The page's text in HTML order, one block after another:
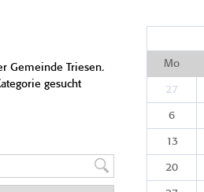
Gemeinde Triesen.
gesucht
Mo
27
6
13
20